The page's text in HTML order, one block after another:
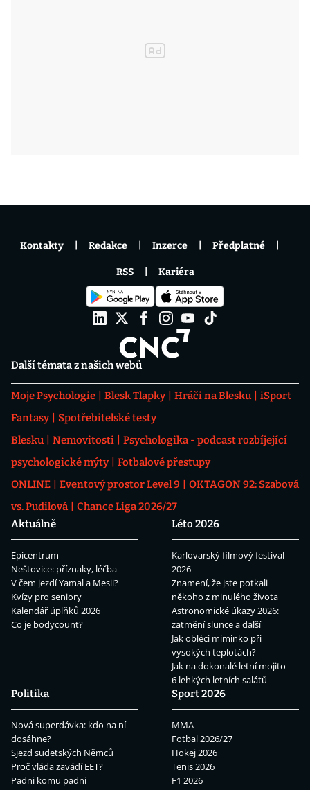
Další témata z našich webů
Moje Psychologie Blesk Tlapky Hráči na Blesku
iSport
Fantasy
Spotřebitelské testy
Blesku
Nemovitosti
Psychologika - podcast rozbíjející
psychologické mýty
Fotbalové přestupy
ONLINE
Eventový prostor Level 9
OKTAGON 92: Szabová
vs. Pudilová
Chance Liga 2026/27
Aktuálně
Epicentrum
Neštovice: příznaky, léčba
V čem jezdí Yamal a Mesii?
Kvízy pro seniory
Kalendář úplňků 2026
Co je bodycount?
Léto 2026
Karlovarský filmový festival
2026
Znamení, že jste potkali
někoho z minulého života
Astronomické úkazy 2026:
zatmění slunce a další
Jak obléci miminko při
vysokých teplotách?
Jak na dokonalé letní mojito
6 lehkých letních salátů
Politika
Nová superdávka: kdo na ní
dosáhne?
Sjezd sudetských Němců
Proč vláda zavádí EET?
Padni komu padni
Sport 2026
MMA
Fotbal 2026/27
Hokej 2026
Tenis 2026
F1 2026
Kontakty Redakce Inzerce Předplatné
RSS Kariéra